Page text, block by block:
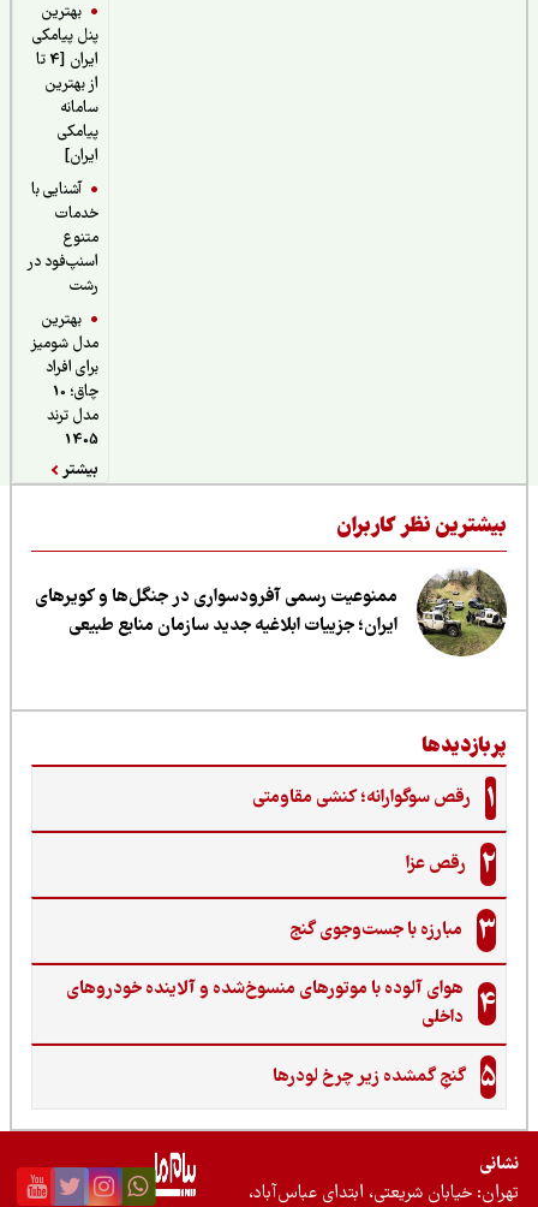
بهترین
پنل پیامکی
ایران [4 تا
از بهترین
سامانه
پیامکی
آشنایی با
خدمات
اسنپ‌فود در
بهترین
مدل شومیز
برای افراد
چاق؛ 10
مدل ترند
نظر کاربران
ممنوعیت رسمی آفرودسواری در جنگل‌ها و کویرهای
ایران؛ جزییات ابلاغیه جدید سازمان منابع طبیعی
رقص سوگوارانه؛ کنشی مقاومتی
رقص عزا
مبارزه با جست‌وجوی گنج‌
هوای آلوده با موتورهای منسوخ‌شده و آلاینده خودروهای
داخلی
گنجِ گمشده زیر چرخ لودرها
خیابان شریعتی، ابتدای عباس‌آباد،